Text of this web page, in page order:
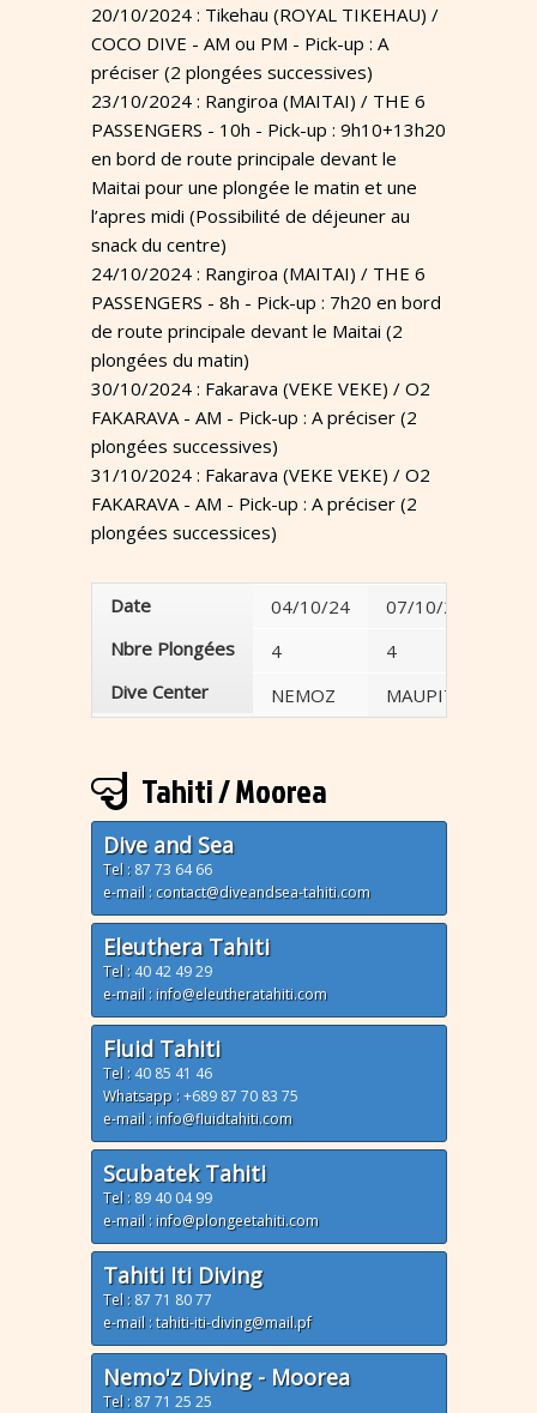
20/10/2024 : Tikehau (ROYAL TIKEHAU) /
COCO DIVE - AM ou PM - Pick-up : A
préciser (2 plongées successives)
23/10/2024 : Rangiroa (MAITAI) / THE 6
PASSENGERS - 10h - Pick-up : 9h10+13h20
en bord de route principale devant le
Maitai pour une plongée le matin et une
l’apres midi (Possibilité de déjeuner au
snack du centre)
24/10/2024 : Rangiroa (MAITAI) / THE 6
PASSENGERS - 8h - Pick-up : 7h20 en bord
de route principale devant le Maitai (2
plongées du matin)
30/10/2024 : Fakarava (VEKE VEKE) / O2
FAKARAVA - AM - Pick-up : A préciser (2
plongées successives)
31/10/2024 : Fakarava (VEKE VEKE) / O2
FAKARAVA - AM - Pick-up : A préciser (2
plongées successices)
Date
Nbre Plongées
Dive Center
04/10/24
4
NEMOZ
07/10/24
4
MAUPITI DIVING
Tahiti / Moorea
Dive and Sea
Tel : 87 73 64 66
e-mail : contact@diveandsea-tahiti.com
Eleuthera Tahiti
Tel : 40 42 49 29
e-mail : info@eleutheratahiti.com
Fluid Tahiti
Tel : 40 85 41 46
Whatsapp :+689 87 70 83 75
e-mail : info@fluidtahiti.com
Scubatek Tahiti
Tel : 89 40 04 99
e-mail : info@plongeetahiti.com
Tahiti Iti Diving
Tel : 87 71 80 77
e-mail : tahiti-iti-diving@mail.pf
Nemo'z Diving - Moorea
Tel : 87 71 25 25